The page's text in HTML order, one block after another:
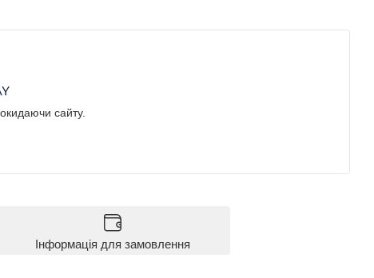
сайту.
Інформація для замовлення